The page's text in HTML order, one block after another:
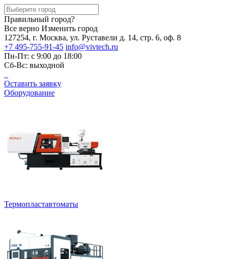
Правильный город?
Все верно Изменить город
127254, г. Москва, ул. Руставели д. 14, стр. 6, оф. 8
+7 495-755-91-45 info@vivtech.ru
Пн-Пт: с 9:00 до 18:00
Сб-Вс: выходной
Оставить заявку
Оборудование
Термопластавтоматы